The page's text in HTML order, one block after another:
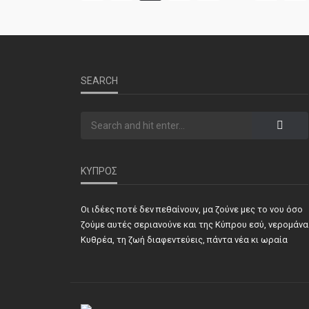
SEARCH
ΚΥΠΡΟΣ
Οι ιδέες ποτέ δεν πεθαίνουν, μα ζούνε μες το νου όσο
ζούμε αυτές σεριανούνε και της Κύπρου εσύ, νερομάνα
Κυθρέα, τη ζωή διαφεντεύεις, πάντα νέα κι ωραία